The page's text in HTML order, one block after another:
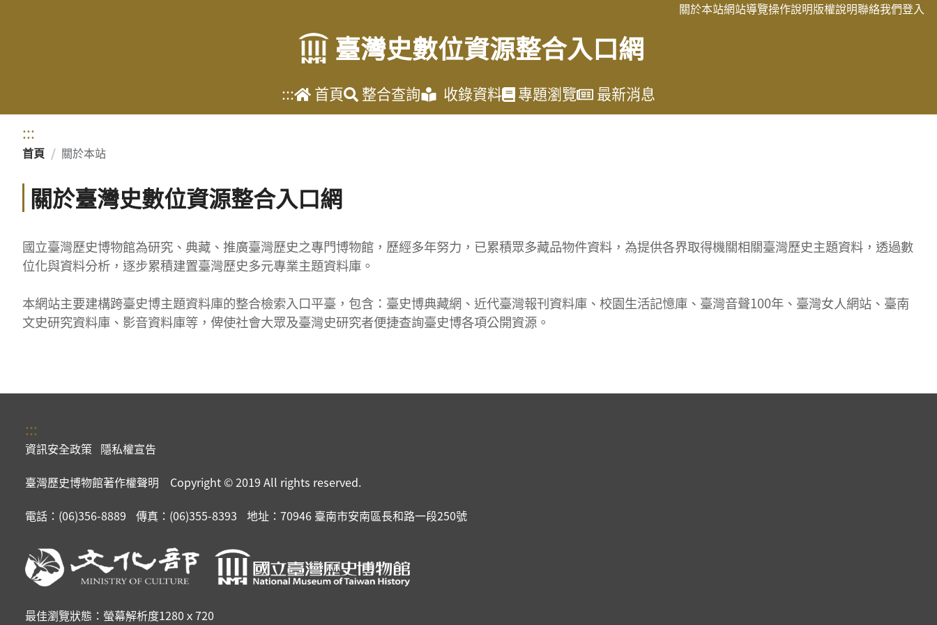
關於本站網站導覽操作說明版權說明聯絡我們登入
臺灣史數位資源整合入口網
::: 首頁 整合查詢 收錄資料 專題瀏覽
最新消息
:::
首頁 / 關於本站
關於臺灣史數位資源整合入口網
國立臺灣歷史博物館為研究、典藏、推廣臺灣歷史之專門博物館，歷經多年努力，已累積眾多藏品物件資料，為提供各界取得機關相關臺灣歷史主題資料，透過數
位化與資料分析，逐步累積建置臺灣歷史多元專業主題資料庫。
本網站主要建構跨臺史博主題資料庫的整合檢索入口平臺，包含：臺史博典藏網、近代臺灣報刊資料庫、校園生活記憶庫、臺灣音聲100年、臺灣女人網站、臺南
文史研究資料庫、影音資料庫等，俾使社會大眾及臺灣史研究者便捷查詢臺史博各項公開資源。
:::
資訊安全政策 隱私權宣告
臺灣歷史博物館著作權聲明 Copyright © 2019 All rights reserved.
電話：(06)356-8889
傳真：(06)355-8393 地址：70946 臺南市安南區長和路一段250號
最佳瀏覽狀態：螢幕解析度1280ｘ720